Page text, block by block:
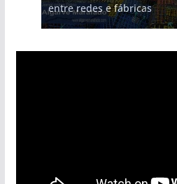
entre redes e fábricas